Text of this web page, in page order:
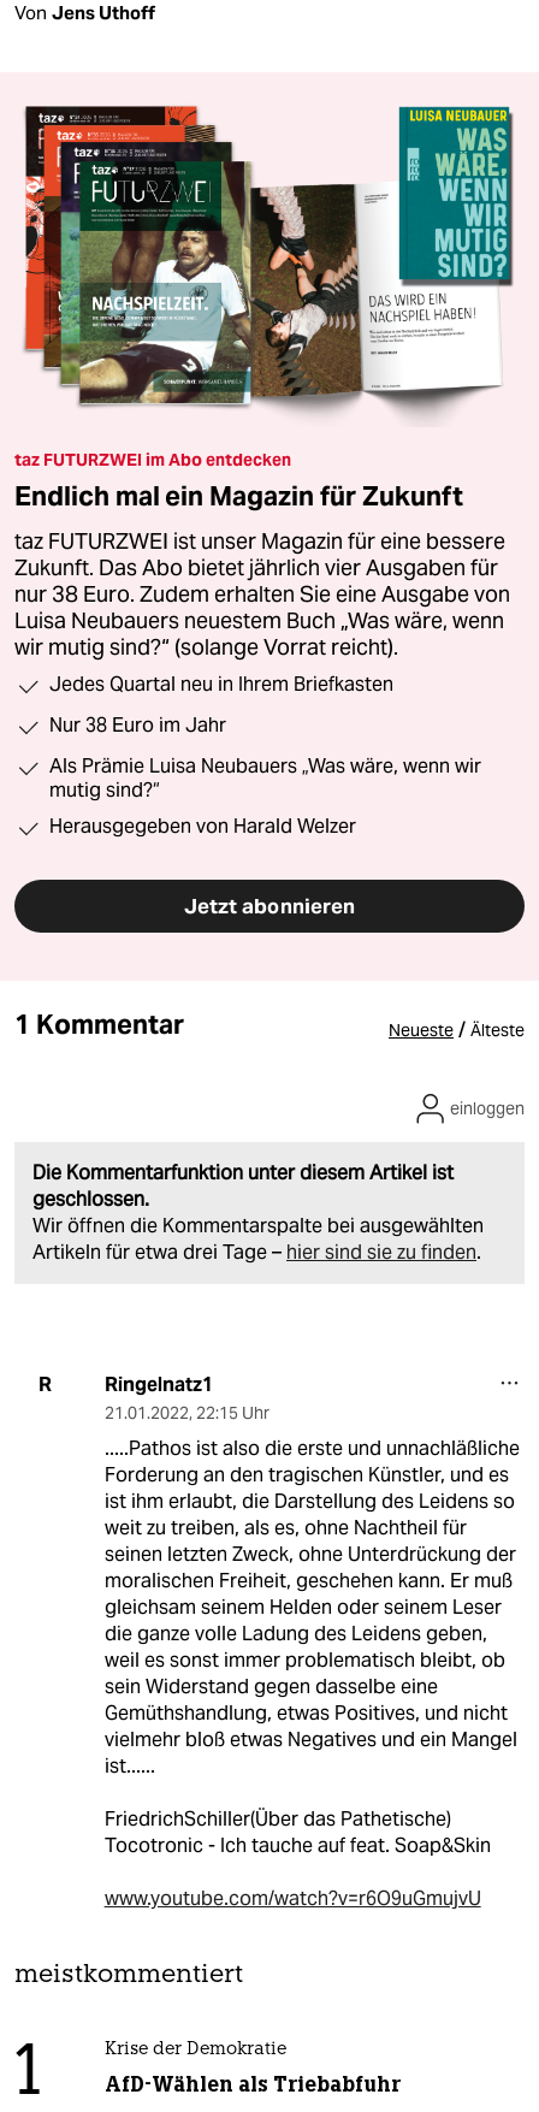
Von Jens Uthoff
taz FUTURZWEI im Abo entdecken
Endlich mal ein Magazin für Zukunft
taz FUTURZWEI ist unser Magazin für eine bessere
Zukunft. Das Abo bietet jährlich vier Ausgaben für
nur 38 Euro. Zudem erhalten Sie eine Ausgabe von
Luisa Neubauers neuestem Buch „Was wäre, wenn
wir mutig sind?“ (solange Vorrat reicht).
Jedes Quartal neu in Ihrem Briefkasten
Nur 38 Euro im Jahr
Als Prämie Luisa Neubauers „Was wäre, wenn wir
mutig sind?“
Herausgegeben von Harald Welzer
Jetzt abonnieren
1 Kommentar Neueste / Älteste
Die Kommentarfunktion unter diesem Artikel ist
geschlossen.
Wir öffnen die Kommentarspalte bei ausgewählten
Artikeln für etwa drei Tage – hier sind sie zu finden.
einloggen
R Ringelnatz1
21.01.2022, 22:15 Uhr
.....Pathos ist also die erste und unnachläßliche
Forderung an den tragischen Künstler, und es
ist ihm erlaubt, die Darstellung des Leidens so
weit zu treiben, als es, ohne Nachtheil für
seinen letzten Zweck, ohne Unterdrückung der
moralischen Freiheit, geschehen kann. Er muß
gleichsam seinem Helden oder seinem Leser
die ganze volle Ladung des Leidens geben,
weil es sonst immer problematisch bleibt, ob
sein Widerstand gegen dasselbe eine
Gemüthshandlung, etwas Positives, und nicht
vielmehr bloß etwas Negatives und ein Mangel
ist......
FriedrichSchiller(Über das Pathetische)
Tocotronic - Ich tauche auf feat. Soap&Skin
www.youtube.com/watch?v=r6O9uGmujvU
meistkommentiert
1 Krise der Demokratie
AfD-Wählen als Triebabfuhr